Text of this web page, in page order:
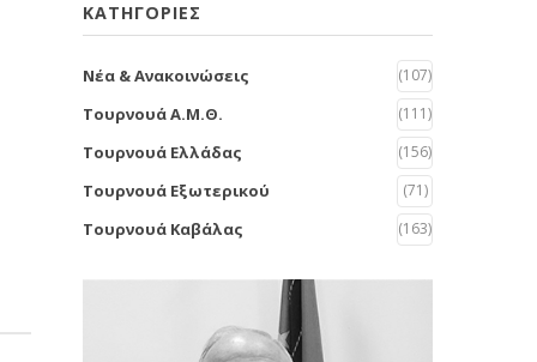
KΑΤΗΓΟΡΙΕΣ
Νέα & Ανακοινώσεις (107)
Τουρνουά Α.Μ.Θ. (111)
Τουρνουά Ελλάδας (156)
Τουρνουά Εξωτερικού (71)
Τουρνουά Καβάλας (163)